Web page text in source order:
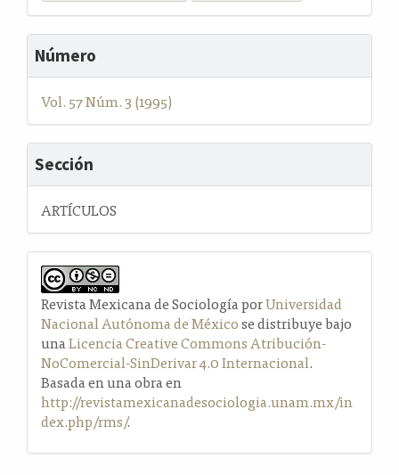
Número
Vol. 57 Núm. 3 (1995)
Sección
ARTÍCULOS
Revista Mexicana de Sociología porUniversidad
Nacional Autónoma de Méxicose distribuye bajo
unaLicencia Creative Commons Atribución-
NoComercial-SinDerivar 4.0 Internacional.
Basada en una obra en
http://revistamexicanadesociologia.unam.mx/in
dex.php/rms/.